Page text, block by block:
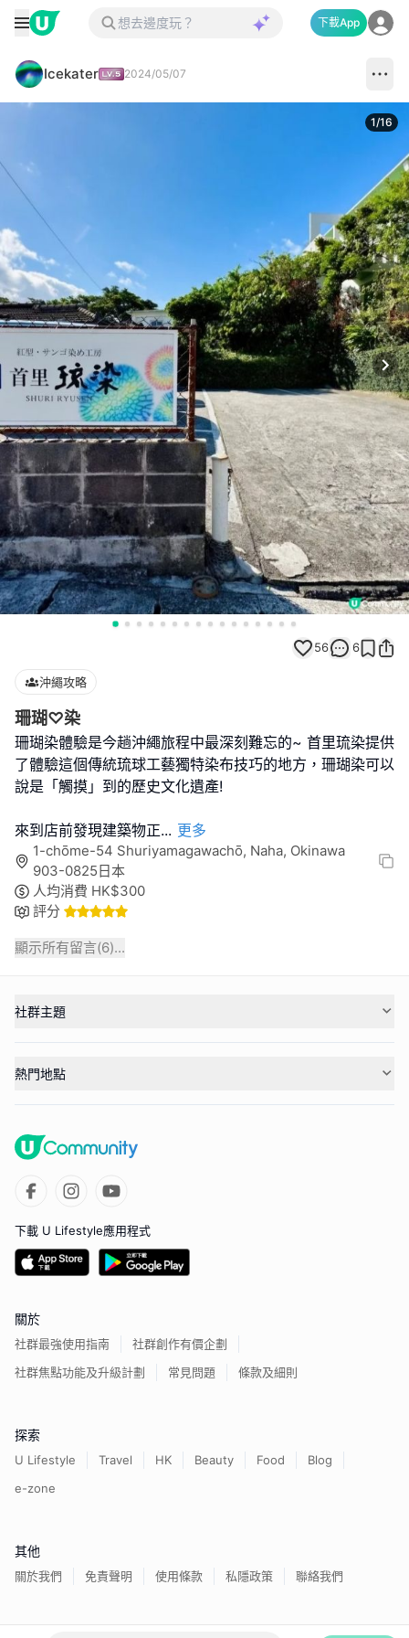
下載App
Icekater 2024/05/07
1/16
56 6
沖繩攻略
珊瑚♡染
珊瑚染體驗是今趟沖繩旅程中最深刻難忘的~ 首里琉染提供
了體驗這個傳統琉球工藝獨特染布技巧的地方，珊瑚染可以
說是「觸摸」到的歷史文化遺產!
來到店前發現建築物正... 更多
1-chōme-54 Shuriyamagawachō, Naha, Okinawa
903-0825日本
人均消費 HK$300
評分
顯示所有留言(6)...
社群主題
熱門地點
下載 U Lifestyle應用程式
關於
社群最強使用指南
社群創作有價企劃
社群焦點功能及升級計劃
常見問題 條款及細則
探索
U Lifestyle Travel HK Beauty Food
Blog
e-zone
其他
關於我們 免責聲明 使用條款 私隱政策 聯絡我們